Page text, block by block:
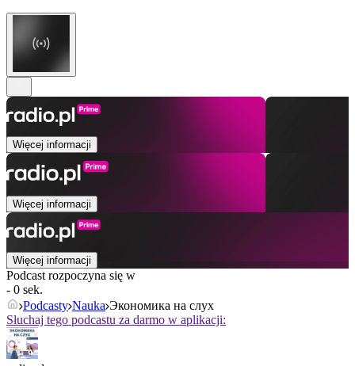
Więcej informacji
Więcej informacji
Więcej informacji
Podcast rozpoczyna się w
- 0 sek.
Podcasty Nauka Экономика на слух
Słuchaj tego podcastu za darmo w aplikacji: